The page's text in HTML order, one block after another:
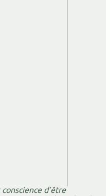
conscience d’être